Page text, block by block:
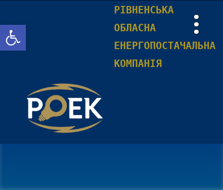
Відкрити Панель інструментів
РІВНЕНСЬКА
ОБЛАСНА
ЕНЕРГОПОСТАЧАЛЬНА
КОМПАНІЯ